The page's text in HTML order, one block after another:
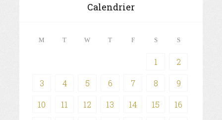
Calendrier
M T W T F S S
1 2
3 4 5 6 7 8 9
10 11 12 13 14 15 16